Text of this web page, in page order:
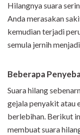
Hilangnya suara
Anda merasakan
kemudian terjadi
semula jernih
Beberapa
Suara hilang
gejala penyakit atau
berlebihan. Berikut
membuat suara